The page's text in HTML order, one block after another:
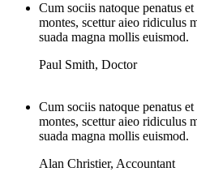
Cum sociis natoque penatus
montes, scettur aieo ridiculus
suada magna mollis euismod.
Paul Smith, Doctor
Cum sociis natoque penatus
montes, scettur aieo ridiculus
suada magna mollis euismod.
Alan Christier, Accountant